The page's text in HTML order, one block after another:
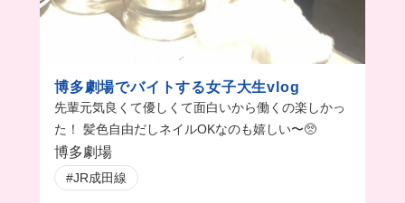
博多劇場でバイトする女子大生vlog
先輩元気良くて優しくて面白いから働くの楽しかっ
た！ 髪色自由だしネイルOKなのも嬉しい〜🥺
博多劇場
#JR成田線